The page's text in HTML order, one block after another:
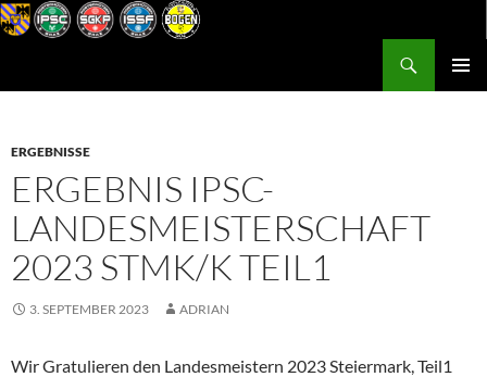
Zum
Inhalt
ERGEBNISSE
ERGEBNIS IPSC-
LANDESMEISTERSCHAFT
2023 STMK/K TEIL1
3. SEPTEMBER 2023 ADRIAN
Wir Gratulieren den Landesmeistern 2023 Steiermark, Teil1